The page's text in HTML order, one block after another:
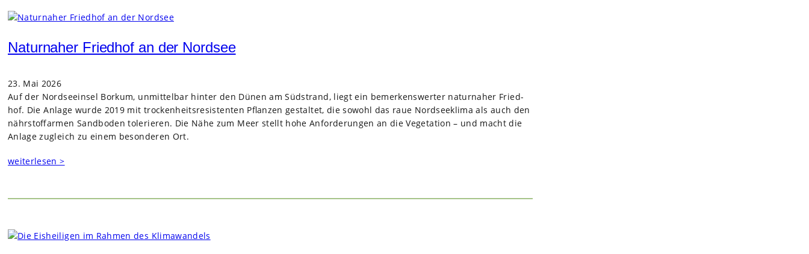
Naturnaher Friedhof an der Nordsee
23. Mai 2026
Auf der Nord­see­insel Bor­kum, unmit­tel­bar hin­ter den Dünen am Süd­strand, liegt ein bemer­kens­wer­ter natur­na­her Fried­
hof. Die Anlage wurde 2019 mit tro­cken­heits­re­sis­ten­ten Pflan­zen gestal­tet, die sowohl das raue Nord­see­klima als auch den
nähr­stoff­ar­men Sand­bo­den tole­rie­ren. Die Nähe zum Meer stellt hohe Anfor­de­run­gen an die Vege­ta­tion – und macht die
Anlage zugleich zu einem beson­de­ren Ort.
weiterlesen >